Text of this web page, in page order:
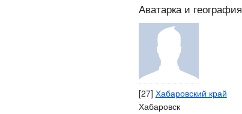
Аватарка и география
[27] Хабаровский край
Хабаровск